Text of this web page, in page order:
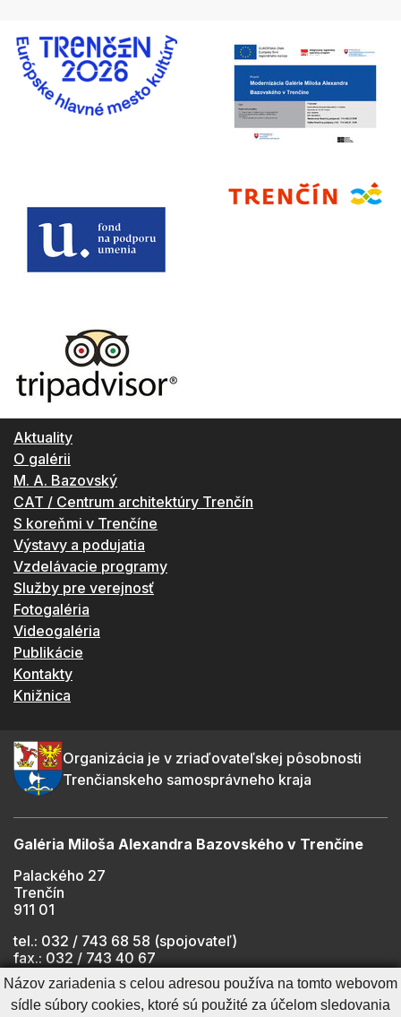
Aktuality
O galérii
M. A. Bazovský
CAT / Centrum architektúry Trenčín
S koreňmi v Trenčíne
Výstavy a podujatia
Vzdelávacie programy
Služby pre verejnosť
Fotogaléria
Videogaléria
Publikácie
Kontakty
Knižnica
Organizácia je v zriaďovateľskej pôsobnosti
Trenčianskeho samosprávneho kraja
Galéria Miloša Alexandra Bazovského v Trenčíne
Palackého 27
Trenčín
911 01
tel.: 032 / 743 68 58 (spojovateľ)
fax.: 032 / 743 40 67
e-mail:
info@gmab.sk
Názov zariadenia s celou adresou používa na tomto webovom
sídle súbory cookies, ktoré sú použité za účelom sledovania